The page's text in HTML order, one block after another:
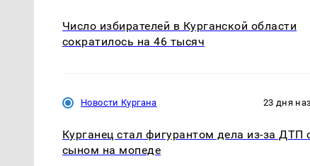
Число избирателей в Курганской области
сократилось на 46 тысяч
Новости Кургана 23 дня
Курганец стал фигурантом дела из-за ДТП
сыном на мопеде